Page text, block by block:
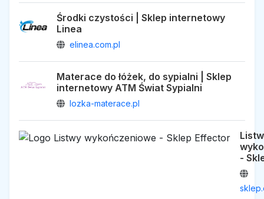
Środki czystości | Sklep internetowy
Linea
elinea.com.pl
Materace do łóżek, do sypialni | Sklep
internetowy ATM Świat Sypialni
lozka-materace.pl
-